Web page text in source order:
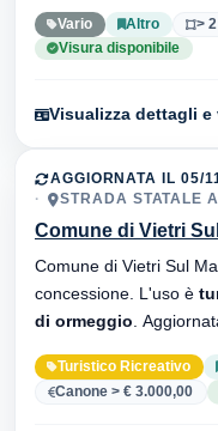
Vario Altro > 2
Visura disponibile
Visualizza dettagli
AGGIORNATA IL 05/
STRADA STATALE
Comune di Vietri
Comune di Vietri Sul
concessione. L'uso è
di ormeggio
Turistico Ricreativo
Canone > € 3.000,00